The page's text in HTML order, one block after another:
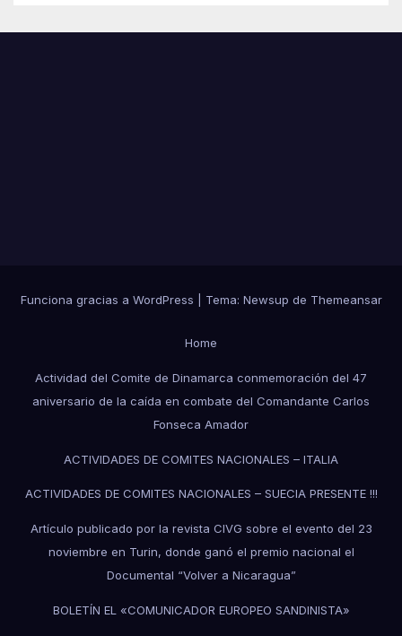
Funciona gracias a WordPress Tema: Newsup de Themeansar
Home
Actividad del Comite de Dinamarca conmemoración del 47
aniversario de la caída en combate del Comandante Carlos
Fonseca Amador
ACTIVIDADES DE COMITES NACIONALES – ITALIA
ACTIVIDADES DE COMITES NACIONALES – SUECIA PRESENTE !!!
Artículo publicado por la revista CIVG sobre el evento del 23
noviembre en Turin, donde ganó el premio nacional el
Documental “Volver a Nicaragua”
BOLETÍN EL «COMUNICADOR EUROPEO SANDINISTA»